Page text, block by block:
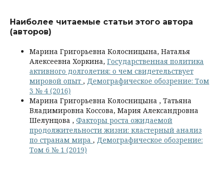
Наиболее читаемые статьи этого автора
(авторов)
Марина Григорьевна Колосницына, Наталья
Алексеевна Хоркина, Государственная политика
активного долголетия: о чем свидетельствует
мировой опыт , Демографическое обозрение: Том
3 № 4 (2016)
Марина Григорьевна Колосницына , Татьяна
Владимировна Коссова, Мария Александровна
Шелунцова , Факторы роста ожидаемой
продолжительности жизни: кластерный анализ
по странам мира , Демографическое обозрение:
Том 6 № 1 (2019)